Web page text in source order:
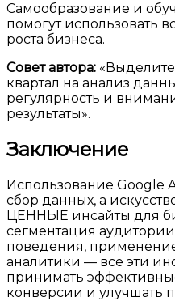
Самообразование и
помогут использовать
роста бизнеса.
Совет автора:
квартал на анализ
регулярность и
результаты».
Заключение
Использование Google
сбор данных, а
ЦЕННЫЕ инсайты для
сегментация
поведения,
аналитики — все эти
принимать
конверсии и улучшать